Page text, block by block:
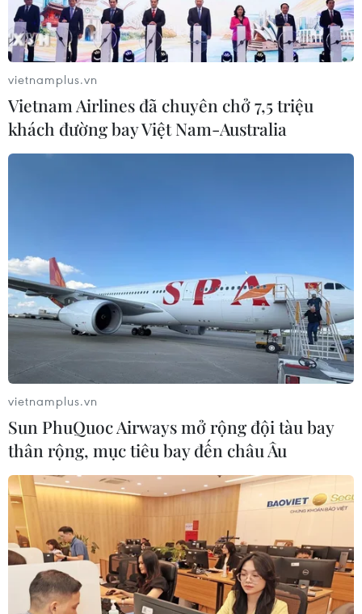
vietnamplus.vn
Vietnam Airlines đã chuyên chở 7,5 triệu
khách đường bay Việt Nam-Australia
vietnamplus.vn
Sun PhuQuoc Airways mở rộng đội tàu bay
thân rộng, mục tiêu bay đến châu Âu